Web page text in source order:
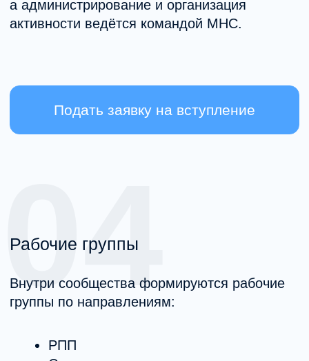
Процесс вступления включает
проверку соответствия требованиям
позволяет сохранить
профессиональный уровень среды
в профессиональное
Выпускникам программ MHC.
Врачам и психологам смежных
Тем, кто хочет перейти
к доказательной практике.